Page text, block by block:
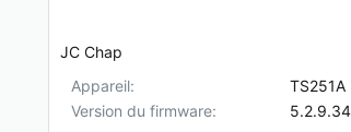
JC Chap
Appareil
TS251A
Version du firmware